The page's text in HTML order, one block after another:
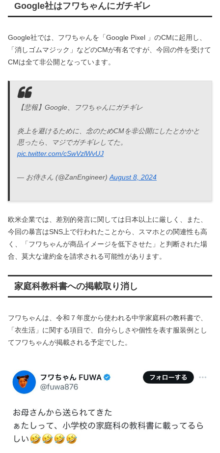
Google社はフワちゃんにガチギレ
Google社では、フワちゃんを「Google Pixel 」のCMに起用し、
「消しゴムマジック」などのCMが有名ですが、今回の件を受けて
CMは全て非公開となっています。
【悲報】Google、フワちゃんにガチギレ
炎上を避けるために、念のためCMを非公開にしたとかかと
思ったら、マジでガチギレしてた。
pic.twitter.com/cSwVzlWvUJ
— お侍さん (@ZanEngineer)August 8, 2024
欧米企業では、差別的発言に関しては日本以上に厳しく、また、
今回の暴言はSNS上で行われたことから、スマホとの関連性も高
く、「フワちゃんが商品イメージを低下させた」と判断された場
合、莫大な違約金を請求される可能性があります。
家庭科教科書への掲載取り消し
フワちゃんは、令和７年度から使われる中学家庭科の教科書で、
「衣生活」に関する項目で、自分らしさや個性を表す服装例とし
てフワちゃんが掲載される予定でした。